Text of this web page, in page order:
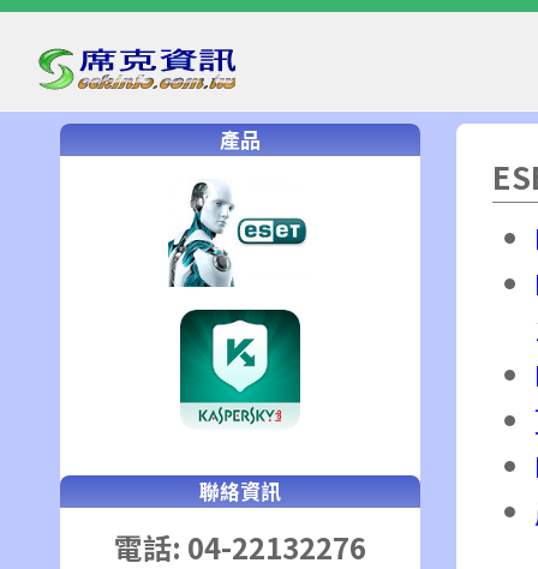
產品
聯絡資訊
電話: 04-22132276